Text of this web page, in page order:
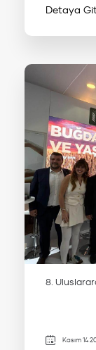
Detaya
8.
Kasım 14